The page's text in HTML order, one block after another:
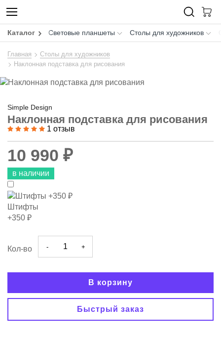
Каталог Световые планшеты Столы для художников
Главная
Столы для художников
Наклонная подставка для рисования
Simple Design
Наклонная подставка для рисования
1 отзыв
10 990 ₽
в наличии
Штифты
+350 ₽
Кол-во - +
В корзину
Быстрый заказ